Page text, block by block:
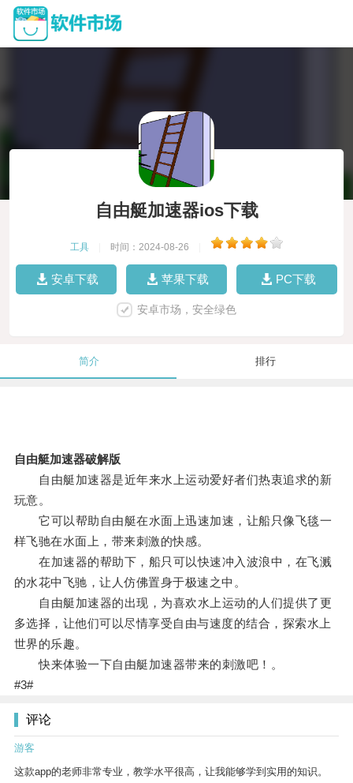
自由艇加速器ios下载
工具 时间：2024-08-26
安卓下载 苹果下载 PC下载
安卓市场，安全绿色
简介 排行
自由艇加速器破解版
自由艇加速器是近年来水上运动爱好者们热衷追求的新
玩意。
它可以帮助自由艇在水面上迅速加速，让船只像飞毯一
样飞驰在水面上，带来刺激的快感。
在加速器的帮助下，船只可以快速冲入波浪中，在飞溅
的水花中飞驰，让人仿佛置身于极速之中。
自由艇加速器的出现，为喜欢水上运动的人们提供了更
多选择，让他们可以尽情享受自由与速度的结合，探索水上
世界的乐趣。
快来体验一下自由艇加速器带来的刺激吧！。
#3#
评论
游客
这款app的老师非常专业，教学水平很高，让我能够学到实用的知识。